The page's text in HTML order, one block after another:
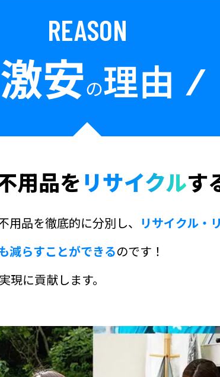
REASON
激安の理由
用品をリサイクルす
品を徹底的に分別し、 リサイクル・
減らすことができるのです！
に貢献します。